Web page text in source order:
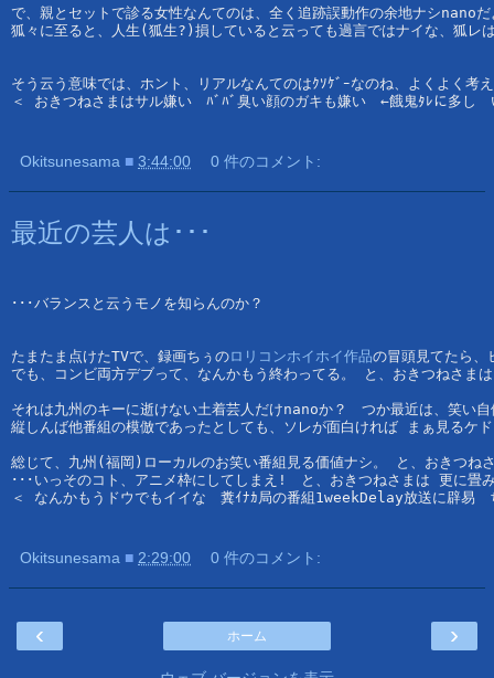
で、親とセットで診る女性なんてのは、全く追跡誤動作の余地ナシnano
狐々に至ると、人生(狐生?)損していると云っても過言ではナイな、狐
そう云う意味では、ホント、リアルなんてのはｸｿｹﾞｰなのね、よくよく
＜ おきつねさまはサル嫌い　ﾊﾞﾊﾞ臭い顔のガキも嫌い　←餓鬼ﾀﾚに多し
Okitsunesama ■ 3:44:00 0 件のコメント:
最近の芸人は･･･
･･･バランスと云うモノを知らんのか？
たまたま点けたTVで、録画ちぅのロリコンホイホイ作品の冒頭見てたら
でも、コンビ両方デブって、なんかもう終わってる。 と、おきつねさま
それは九州のキーに逝けない土着芸人だけnanoか？　つか最近は、笑
縦しんば他番組の模倣であったとしても、ソレが面白ければ まぁ見るケ
総じて、九州(福岡)ローカルのお笑い番組見る価値ナシ。 と、おきつね
･･･いっそのコト、アニメ枠にしてしまえ!　と、おきつねさまは 更に畳
＜ なんかもうドウでもイイな　糞ｲﾅｶ局の番組1weekDelay放送に辟易
Okitsunesama ■ 2:29:00 0 件のコメント:
‹ ›
ホーム